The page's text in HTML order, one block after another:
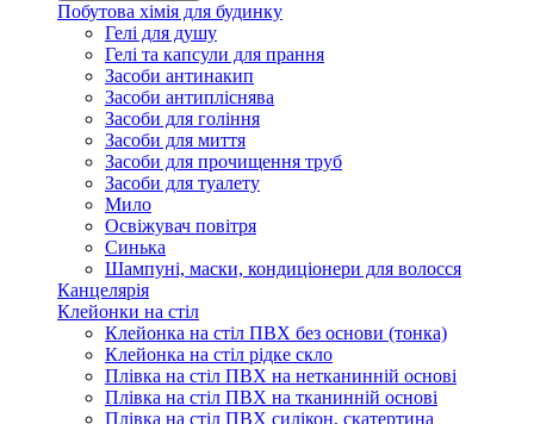
Побутова хімія для будинку
Гелі для душу
Гелі та капсули для прання
Засоби антинакип
Засоби антипліснява
Засоби для гоління
Засоби для миття
Засоби для прочищення труб
Засоби для туалету
Мило
Освіжувач повітря
Синька
Шампуні, маски, кондиціонери для волосся
Канцелярія
Клейонки на стіл
Клейонка на стіл ПВХ без основи (тонка)
Клейонка на стіл рідке скло
Плівка на стіл ПВХ на нетканинній основі
Плівка на стіл ПВХ на тканинній основі
Плівка на стіл ПВХ силікон, скатертина